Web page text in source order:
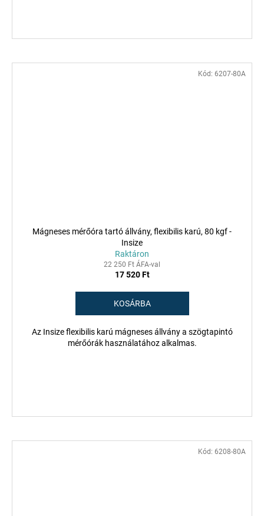
Mágneses mérőóra tartó állvány, flexibilis karú, 80 kgf -
Insize
Raktáron
22 250 Ft ÁFA-val
17 520 Ft
KOSÁRBA
Az Insize flexibilis karú mágneses állvány a szögtapintó
mérőórák használatához alkalmas.
Kód: 6207-80A
Kód: 6208-80A